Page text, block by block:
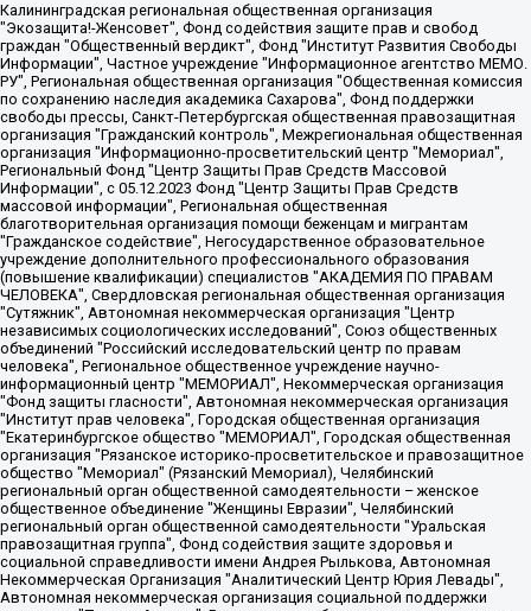
Калининградская региональная общественная организация "Экозащита!-Женсовет", Фонд содействия защите прав и свобод граждан "Общественный вердикт", Фонд "Институт Развития Свободы Информации", Частное учреждение "Информационное агентство МЕМО. РУ", Региональная общественная организация "Общественная комиссия по сохранению наследия академика Сахарова", Фонд поддержки свободы прессы, Санкт-Петербургская общественная правозащитная организация "Гражданский контроль", Межрегиональная общественная организация "Информационно-просветительский центр "Мемориал", Региональный Фонд "Центр Защиты Прав Средств Массовой Информации", с 05.12.2023 Фонд "Центр Защиты Прав Средств массовой информации", Региональная общественная благотворительная организация помощи беженцам и мигрантам "Гражданское содействие", Негосударственное образовательное учреждение дополнительного профессионального образования (повышение квалификации) специалистов "АКАДЕМИЯ ПО ПРАВАМ ЧЕЛОВЕКА", Свердловская региональная общественная организация "Сутяжник", Автономная некоммерческая организация "Центр независимых социологических исследований", Союз общественных объединений "Российский исследовательский центр по правам человека", Региональное общественное учреждение научно-информационный центр "МЕМОРИАЛ", Некоммерческая организация "Фонд защиты гласности", Автономная некоммерческая организация "Институт прав человека", Городская общественная организация "Екатеринбургское общество "МЕМОРИАЛ", Городская общественная организация "Рязанское историко-просветительское и правозащитное общество "Мемориал" (Рязанский Мемориал), Челябинский региональный орган общественной самодеятельности – женское общественное объединение "Женщины Евразии", Челябинский региональный орган общественной самодеятельности "Уральская правозащитная группа", Фонд содействия защите здоровья и социальной справедливости имени Андрея Рылькова, Автономная Некоммерческая Организация "Аналитический Центр Юрия Левады", Автономная некоммерческая организация социальной поддержки населения "Проект Апрель", Региональная общественная организация помощи женщинам и детям, находящимся в кризисной ситуации "Информационно-методический центр "Анна", Фонд содействия развитию массовых коммуникаций и правовому просвещению "Так-так-Так", Фонд содействия устойчивому развитию "Серебряная тайга", Свердловский региональный общественный фонд социальных проектов "Новое время", "Idel.Реалии", Кавказ.Реалии, Крым.Реалии, Телеканал Настоящее Время, Татаро-башкирская служба Радио Свобода (Azatliq Radiosi), Радио Свободная Европа/Радио Свобода (PCE/PC), "Сибирь.Реалии", "Фактограф", Благотворительный фонд помощи осужденным и их семьям, Автономная некоммерческая организация "Институт глобализации и социальных движений", Фонд "В защиту прав заключенных", Частное учреждение "Центр поддержки и содействия развитию средств массовой информации", Пензенский региональный общественный благотворительный фонд "Гражданский союз", "Север.Реалии", Некоммерческая организация Фонд "Правовая инициатива", Общество с ограниченной ответственностью "Радио Свободная Европа/Радио Свобода", Чешское информационное агентство "MEDIUM-ORIENT", Красноярская региональная общественная организация "Мы против СПИДа", Камалягин Денис Николаевич, Маркелов Сергей Евгеньевич, Пономарев Лев Александрович, Савицкая Людмила Алексеевна, Автономная некоммерческая организация "Центр по работе с проблемой насилия "НАСИЛИЮ.НЕТ", Межрегиональный профессиональный союз работников здравоохранения "Альянс врачей", Юридическое лицо, зарегистрированное в Латвийской Республике, SIA "Medusa Project" (регистрационный номер 40103797863, дата регистрации 10.06.2014), Некоммерческая организация "Фонд по борьбе с коррупцией", Автономная некоммерческая организация "Институт права и публичной политики", Баданин Роман Сергеевич, Гликин Максим Александрович, Железнова Мария Михайловна, Лукьянова Юлия Сергеевна, Маетная Елизавета Витальевна, Маняхин Петр Борисович, Чуракова Ольга Владимировна, Ярош Юлия Петровна, Юридическое лицо "The Insider SIA", зарегистрированное в Риге, Латвийская Республика (дата регистрации 26.06.2015), являющееся администратором доменного имени интернет-издания "The Insider SIA", https://theins.ru, Постернак Алексей Евгеньевич, Рубин Михаил Аркадьевич, Анин Роман Александрович, Юридическое лицо Istories fonds, зарегистрированное в Латвийской Республике (регистрационный номер 50008295751, дата регистрации 24.02.2020), Великовский Дмитрий Александрович, Долинина Ирина Николаевна, Мароховская Алеся Алексеевна, Шлейнов Роман Юрьевич, Шмагун Олеся Валентиновна, Общество с ограниченной ответственностью "Альтаир 2021", Общество с ограниченной ответственностью "Вега 2021", Общество с ограниченной ответственностью "Главный редактор 2021", Общество с ограниченной ответственностью "Ромашки монолит", Важенков Артем Валерьевич, Ивановская областная общественная организация "Центр гендерных исследований", Гурман Юрий Альбертович, Медиапроект "ОВД-Инфо", Егоров Владимир Владимирович, Жилинский Владимир Александрович, Общество с ограниченной ответственностью "ЗП", Иванова София Юрьевна, Карезина Инна Павловна, Кильтау Екатерина Викторовна, Петров Алексей Викторович, Пискунов Сергей Евгеньевич, Смирнов Сергей Сергеевич, Тихонов Михаил Сергеевич, Общество с ограниченной ответственностью "ЖУРНАЛИСТ-ИНОСТРАННЫЙ АГЕНТ", Арапова Галина Юрьевна, Вольтская Татьяна Анатольевна, Американская компания "Mason G.E.S. Anonymous Foundation" (США), являющаяся владельцем интернет-издания https://mnews.world/, Компания "Stichting Bellingcat", зарегистрированная в Нидерландах (дата регистрации 11.07.2018), Захаров Андрей Вячеславович, Клепиковская Екатерина Дмитриевна, Общество с ограниченной ответственностью "МЕМО", Перл Роман Александрович, Симонов Евгений Алексеевич, Соловьева Елена Анатольевна, Сотников Даниил Владимирович, Сурначева Елизавета Дмитриевна, Автономная некоммерческая организация по защите прав человека и информированию населения "Якутия – Наше Мнение", Общество с ограниченной ответственностью "Москоу диджитал медиа", с 26.01.2023 Общество с ограниченной ответственностью "Чайка Белые сады", Ветошкина Валерия Валерьевна, Заговора Максим Александрович, Межрегиональное общественное движение "Российская ЛГБТ - сеть", Оленичев Максим Владимирович, Павлов Иван Юрьевич, Скворцова Елена Сергеевна, Общество с ограниченной ответственностью "Как бы инагент", Кочетков Игорь Викторович, Общество с ограниченной ответственностью "Честные выборы", Еланчик Олег Александрович, Общество с ограниченной ответственностью "Нобелевский призыв", Гималова Регина Эмилевна, Григорьев Андрей Валерьевич, Григорьева Алина Александровна, Ассоциация по содействию защите прав призывников, альтернативнослужащих и военнослужащих "Правозащитная группа "Гражданин.Армия.Право", Хисамова Регина Фаритовна, Автономная некоммерческая организация по реализации социально-правовых программ "Лилит", Дальневосточное общественное движение "Маяк", Санкт-Петербургская ЛГБТ-инициативная группа "Выход", Инициативная группа ЛГБТ+ "Реверс", Алексеев Андрей Викторович, Бекбулатова Таисия Львовна, Беляев Иван Михайлович, Владыкина Елена Сергеевна, Гельман Марат Александрович, Никульшина Вероника Юрьевна, Толоконникова Надежда Андреевна, Шендерович Виктор Анатольевич, Общество с ограниченной ответственностью "Данное сообщение", Общество с ограниченной ответственностью Издательский дом "Новая глава", Айнбиндер Александра Александровна, Московский комьюнити-центр для ЛГБТ+инициатив, Благотворительный фонд развития филантропии, Deutsche Welle (Германия, Kurt-Schumacher-Strasse 3, 53113 Bonn), Борзунова Мария Михайловна, Воробьев Виктор Викторович, Голубева Анна Львовна, Константинова Алла Михайловна, Малкова Ирина Владимировна, Мурадов Мурад Абдулгалимович, Осетинская Елизавета Николаевна, Понасенков Евгений Николаевич, Ганапольский Матвей Юрьевич, Киселев Евгений Алексеевич, Борухович Ирина Григорьевна, Дремин Иван Тимофеевич, Дубровский Дмитрий Викторович, Красноярская региональная общественная организация поддержки и развития альтернативных образовательных технологий и межкультурных коммуникаций "ИНТЕРРА", Маяковская Екатерина Алексеевна, Фейгин Марк Захарович, Филимонов Андрей Викторович, Дзугкоева Регина Николаевна, Доброхотов Роман Александрович, Дудь Юрий Александрович, Елкин Сергей Владимирович, Кругликов Кирилл Игоревич, Сабунаева Мария Леонидовна, Семенов Алексей Владимирович, Шаинян Карен Багратович, Шульман Екатерина Михайловна, Асафьев Артур Валерьевич, Вахштайн Виктор Семенович, Венедиктов Алексей Алексеевич, Лушникова Екатерина Евгеньевна, Волков Леонид Михайлович, Невзоров Александр Глебович, Пархоменко Сергей Борисович, Сироткин Ярослав Николаевич, Кара-Мурза Владимир Владимирович, Баранова Наталья Владимировна, Гозман Леонид Яковлевич, Кагарлицкий Борис Юльевич, Климарев Михаил Валерьевич, Милов Владимир Станиславович, Автономная некоммерческая организация Краснодарский центр современного искусства "Типография", Моргенштерн Алишер Тагирович, Соболь Любовь Эдуардовна, Общество с ограниченной ответственностью "ЛИЗА НОРМ", Каспаров Гарри Кимович, Ходорковский Михаил Борисович, Общество с ограниченной ответственностью "Апрельские тезисы", Данилович Ирина Брониславовна, Кашин Олег Владимирович, Петров Николай Владимирович, Пивоваров Алексей Владимирович, Соколов Михаил Владимирович, Цветкова Юлия Владимировна, Чичваркин Евгений Александрович, Комитет против пыток/Команда против пыток, Общество с ограниченной ответственностью "Первый научный", Общество с ограниченной ответственностью "Вертолет и ко", Белоцерковская Вероника Борисовна, Кац Максим Евгеньевич, Лазарева Татьяна Юрьевна, Шаведдинов Руслан Табризович, Яшин Илья Валерьевич, Общество с ограниченной ответственностью "Иноагент ААВ", Алешковский Дмитрий Петрович, Альбац Евгения Марковна, Быков Дмитрий Львович, Галямина Юлия Евгеньевна, Лойко Сергей Леонидович, Мартынов Кирилл Константинович, Медведев Сергей Александрович, Крашенинников Федор Геннадиевич, Гордеева Катерина Вл